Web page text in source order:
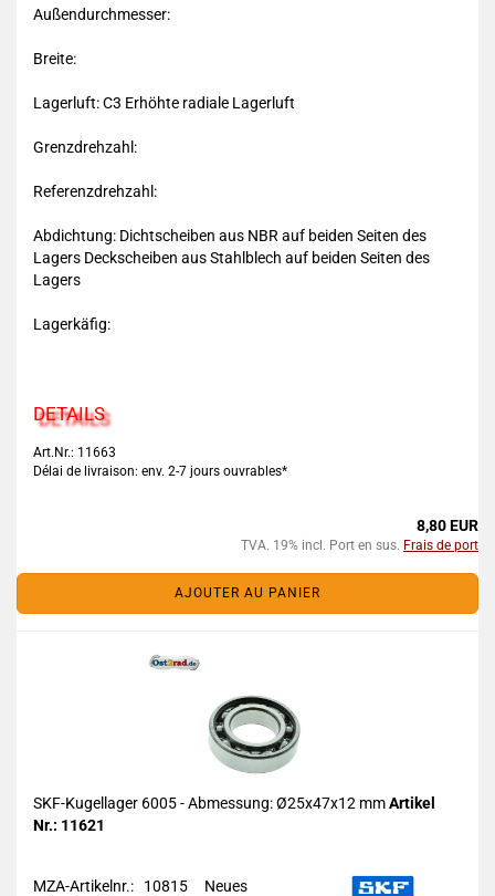
Außendurchmesser:
Breite:
Lagerluft: C3 Erhöhte radiale Lagerluft
Grenzdrehzahl:
Referenzdrehzahl:
Abdichtung: Dichtscheiben aus NBR auf beiden Seiten des
Lagers Deckscheiben aus Stahlblech auf beiden Seiten des
Lagers
Lagerkäfig:
DETAILS
Art.Nr.: 11663
Délai de livraison: env. 2-7 jours ouvrables*
8,80 EUR
TVA. 19% incl. Port en sus. Frais de port
AJOUTER AU PANIER
SKF-Kugellager 6005 - Abmessung: Ø25x47x12 mmArtikel
Nr.: 11621
MZA-Artikelnr.: 10815
Neues